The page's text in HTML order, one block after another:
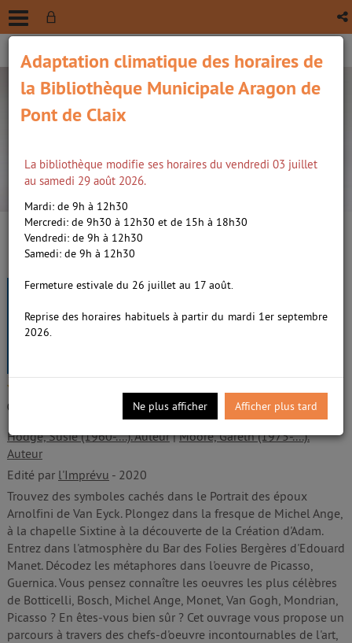
recherche avancée
/5
0
L'art en énigmes, quand
l'histoire de l'art met votre
cerveau à l'épreuve /
Hodge,
Moore, Gareth (1975-....).
Auteur
Hodge, Susie (1960-....). Auteur|Moore, Gareth (1975-....).
Auteur
Edité par l'Imprévu - 2020
Trouvez des symboles cachés dans le Portrait des époux
Arnolfini de Van Eyck. Plongez dans la fresque de Michel Ange,
à la chapelle Sixtine à la découverte de la Création d'Adam.
Entrez dans l'atmosphère du Bar des Folies Bergères d'Edouard
Manet. Décodez les métaphores dans l'oeuvre de Picasso,
Guernica. Vous pensez connaître les oeuvres les plus célèbres
de Botticelli, Bosch, Michel Ange, Monet, Van Gogh, Mondrian,
Picasso ? En êtes-vous bien sûr ? Cet ouvrage vous propose un
parcours à travers des chefs-d'oeuvre incontournables de l'art,
Adaptation climatique des horaires de
la Bibliothèque Municipale Aragon de
Pont de Claix
La bibliothèque modifie ses horaires du vendredi 03 juillet
au samedi 29 août 2026.
Mardi: de 9h à 12h30
Mercredi: de 9h30 à 12h30 et de 15h à 18h30
Vendredi: de 9h à 12h30
Samedi: de 9h à 12h30
Fermeture estivale du 26 juillet au 17 août.
Reprise des horaires habituels à partir du mardi 1er septembre
2026.
Ne plus afficher Afficher plus tard